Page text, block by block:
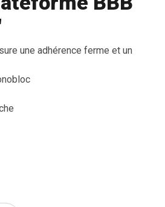
une adhérence ferme et un